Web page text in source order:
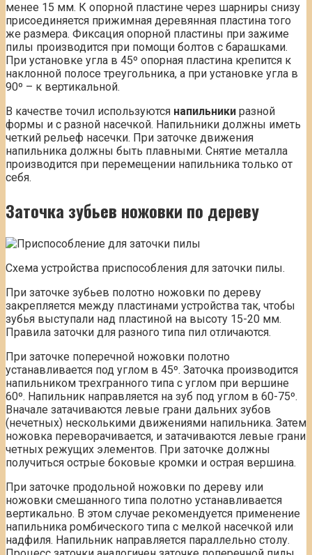
менее 15 мм. К опорной пластине через шарниры снизу
присоединяется прижимная деревянная пластина того
же размера. Фиксация опорной пластины при зажиме
пилы производится при помощи болтов с барашками.
При установке угла в 45º опорная пластина крепится к
наклонной полосе треугольника, а при установке угла в
90º – к вертикальной.
В качестве точил используются напильники разной
формы и с разной насечкой. Напильники должны иметь
четкий рельеф насечки. При заточке движения
напильника должны быть плавными. Снятие металла
производится при перемещении напильника только от
себя.
Заточка зубьев ножовки по дереву
Схема устройства приспособления для заточки пилы.
При заточке зубьев полотно ножовки по дереву
закрепляется между пластинами устройства так, чтобы
зубья выступали над пластиной на высоту 15-20 мм.
Правила заточки для разного типа пил отличаются.
При заточке поперечной ножовки полотно
устанавливается под углом в 45º. Заточка производится
напильником трехгранного типа с углом при вершине
60º. Напильник направляется на зуб под углом в 60-75º.
Вначале затачиваются левые грани дальних зубов
(нечетных) несколькими движениями напильника. Затем
ножовка переворачивается, и затачиваются левые грани
четных режущих элементов. При заточке должны
получиться острые боковые кромки и острая вершина.
При заточке продольной ножовки по дереву или
ножовки смешанного типа полотно устанавливается
вертикально. В этом случае рекомендуется применение
напильника ромбического типа с мелкой насечкой или
надфиля. Напильник направляется параллельно столу.